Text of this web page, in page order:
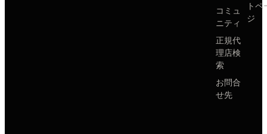
コミュ
ニティ
正規代
理店検
索
お問合
せ先
トペ
ジ